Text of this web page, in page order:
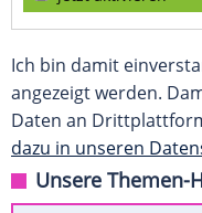
Ich bin damit
angezeigt werden.
Daten an
dazu in unseren
Unsere Themen-